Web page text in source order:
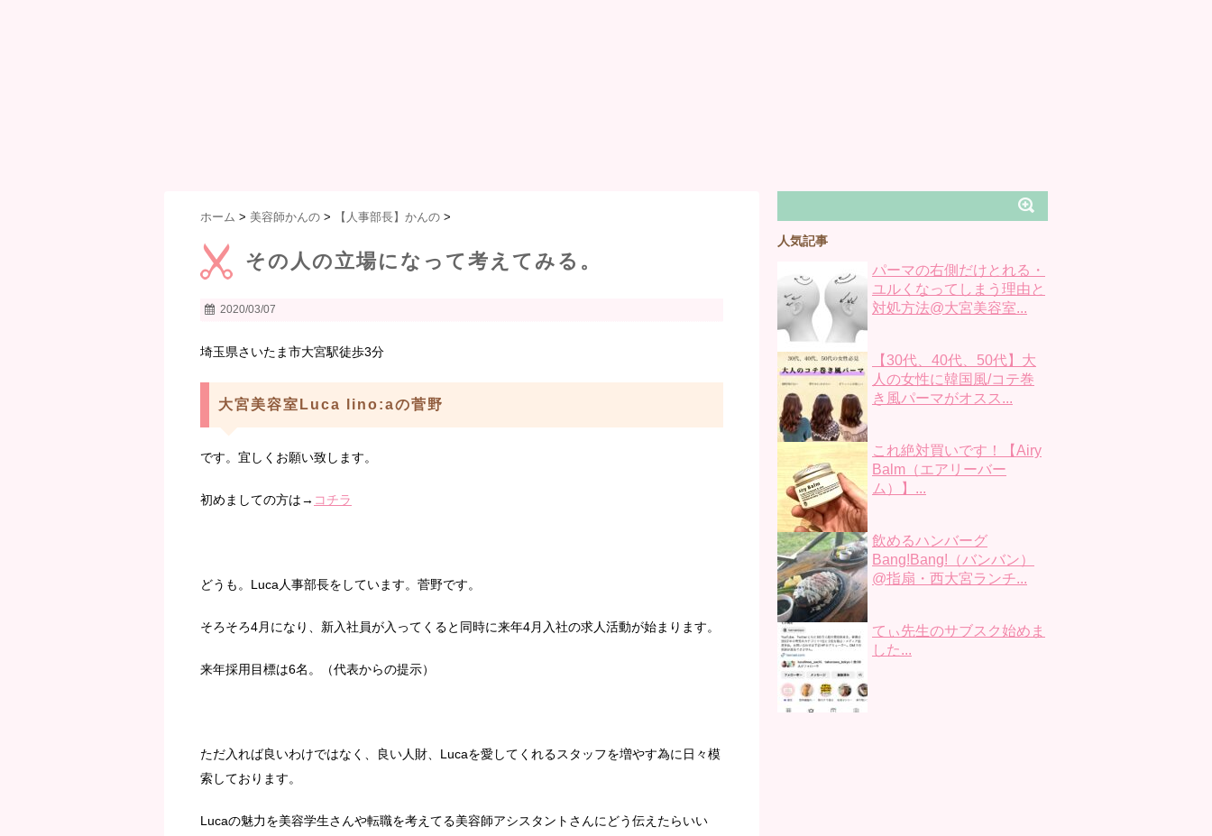
ホーム > 美容師かんの > 【人事部長】かんの >
その人の立場になって考えてみる。
2020/03/07
埼玉県さいたま市大宮駅徒歩3分
大宮美容室Luca lino:aの菅野
です。宜しくお願い致します。
初めましての方は→ コチラ
どうも。Luca人事部長をしています。菅野です。
そろそろ4月になり、新入社員が入ってくると同時に来年4月入社の求人活動が始まります。
来年採用目標は6名。（代表からの提示）
ただ入れば良いわけではなく、良い人財、Lucaを愛してくれるスタッフを増やす為に日々模
索しております。
Lucaの魅力を美容学生さんや転職を考えてる美容師アシスタントさんにどう伝えたらいい
人気記事
パーマの右側だけとれる・
ユルくなってしまう理由と
対処方法@大宮美容室...
【30代、40代、50代】大
人の女性に韓国風/コテ巻
き風パーマがオスス...
これ絶対買いです！【Airy
Balm（エアリーバー
ム）】...
飲めるハンバーグ
Bang!Bang!（バンバン）
@指扇・西大宮ランチ...
てぃ先生のサブスク始めま
した...